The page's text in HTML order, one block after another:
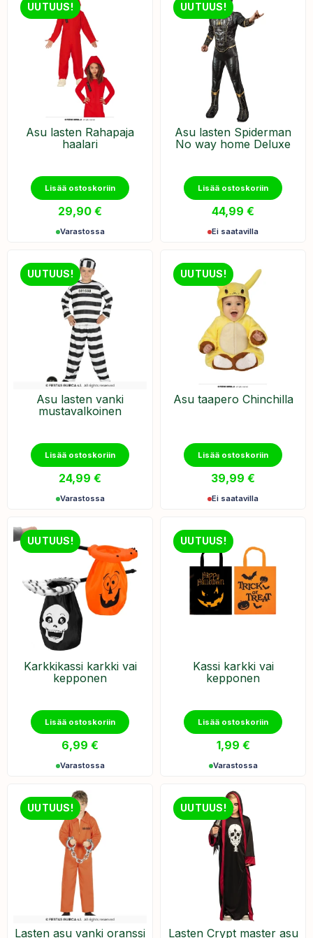
UUTUUS!
Asu lasten Rahapaja
haalari
Lisää ostoskoriin
29,90 €
Varastossa
UUTUUS!
Asu lasten Spiderman
No way home Deluxe
Lisää ostoskoriin
44,99 €
Ei saatavilla
UUTUUS!
Asu lasten vanki
mustavalkoinen
Lisää ostoskoriin
24,99 €
Varastossa
UUTUUS!
Asu taapero Chinchilla
Lisää ostoskoriin
39,99 €
Ei saatavilla
UUTUUS!
Karkkikassi karkki vai
kepponen
Lisää ostoskoriin
6,99 €
Varastossa
UUTUUS!
Kassi karkki vai
kepponen
Lisää ostoskoriin
1,99 €
Varastossa
UUTUUS!
Lasten asu vanki oranssi
UUTUUS!
Lasten Crypt master asu